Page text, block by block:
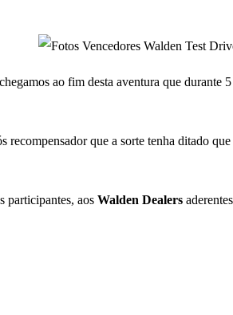
ao fim desta aventura que durante
que a sorte tenha ditado
participantes, aos Walden Dealers